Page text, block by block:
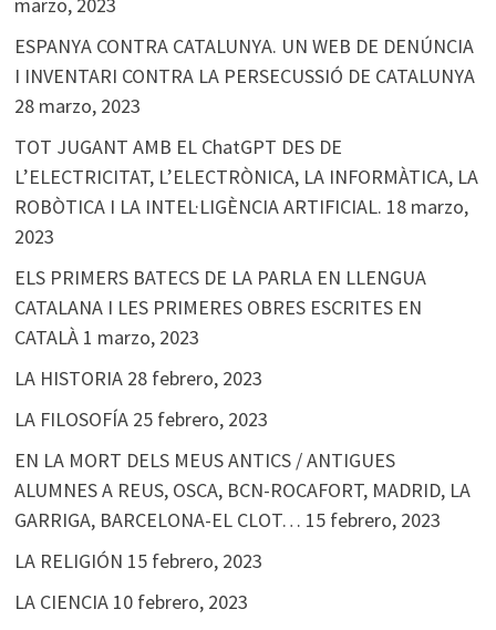
ESPANYA CONTRA CATALUNYA. UN WEB DE DENÚNCIA
I INVENTARI CONTRA LA PERSECUSSIÓ DE CATALUNYA
28 marzo, 2023
TOT JUGANT AMB EL ChatGPT DES DE
L’ELECTRICITAT, L’ELECTRÒNICA, LA INFORMÀTICA, LA
ROBÒTICA I LA INTEL·LIGÈNCIA ARTIFICIAL. 18 marzo,
2023
ELS PRIMERS BATECS DE LA PARLA EN LLENGUA
CATALANA I LES PRIMERES OBRES ESCRITES EN
CATALÀ 1 marzo, 2023
LA HISTORIA 28 febrero, 2023
LA FILOSOFÍA 25 febrero, 2023
EN LA MORT DELS MEUS ANTICS / ANTIGUES
ALUMNES A REUS, OSCA, BCN-ROCAFORT, MADRID, LA
GARRIGA, BARCELONA-EL CLOT… 15 febrero, 2023
LA RELIGIÓN 15 febrero, 2023
LA CIENCIA 10 febrero, 2023